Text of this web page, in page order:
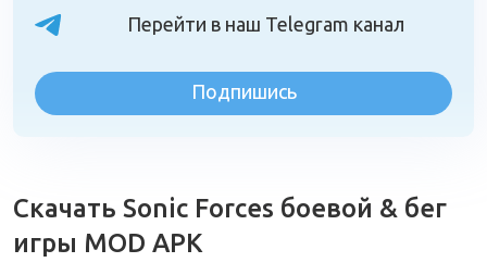
Перейти в наш Telegram канал
Подпишись
Скачать Sonic Forces боевой & бег
игры MOD APK